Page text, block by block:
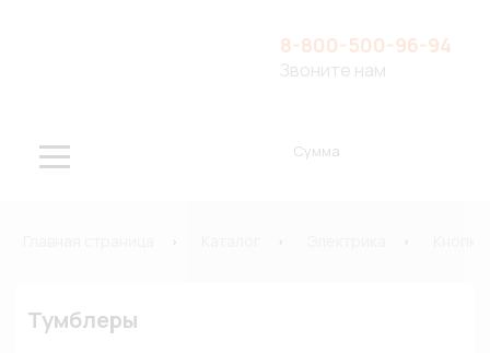
8-800-500-96-94
Звоните нам
Сумма
Тумблеры